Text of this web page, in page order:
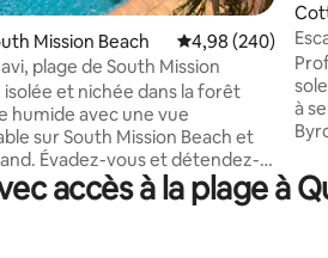
la base de 359 commentaires : 4,91
Mission Beach Évaluation
4,98 (240)
plage de South Mission
isolée et nichée dans la forêt
humide avec une vue
sur South Mission Beach et
Évadez-vous et détendez-
dans votre propre
vacances de luxe privée. Une
à
accès à la plage à